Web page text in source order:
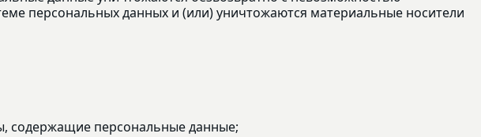
персональных данных и (или) уничтожаются материальные носители
содержащие персональные данные;